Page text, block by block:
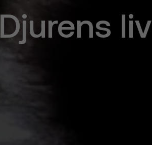
Djurens liv